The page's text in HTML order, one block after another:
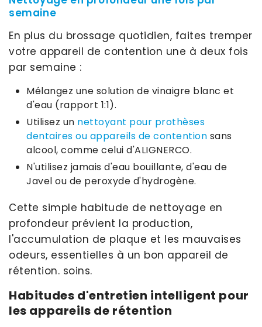
semaine
En plus du brossage quotidien, faites tremper
votre appareil de contention une à deux fois
par semaine :
Mélangez une solution de vinaigre blanc et
d'eau (rapport 1:1).
Utilisez un nettoyant pour prothèses
dentaires ou appareils de contention sans
alcool, comme celui d'ALIGNERCO.
N'utilisez jamais d'eau bouillante, d'eau de
Javel ou de peroxyde d'hydrogène.
Cette simple habitude de nettoyage en
profondeur prévient la production,
l'accumulation de plaque et les mauvaises
odeurs, essentielles à un bon appareil de
rétention. soins.
Habitudes d'entretien intelligent pour
les appareils de rétention